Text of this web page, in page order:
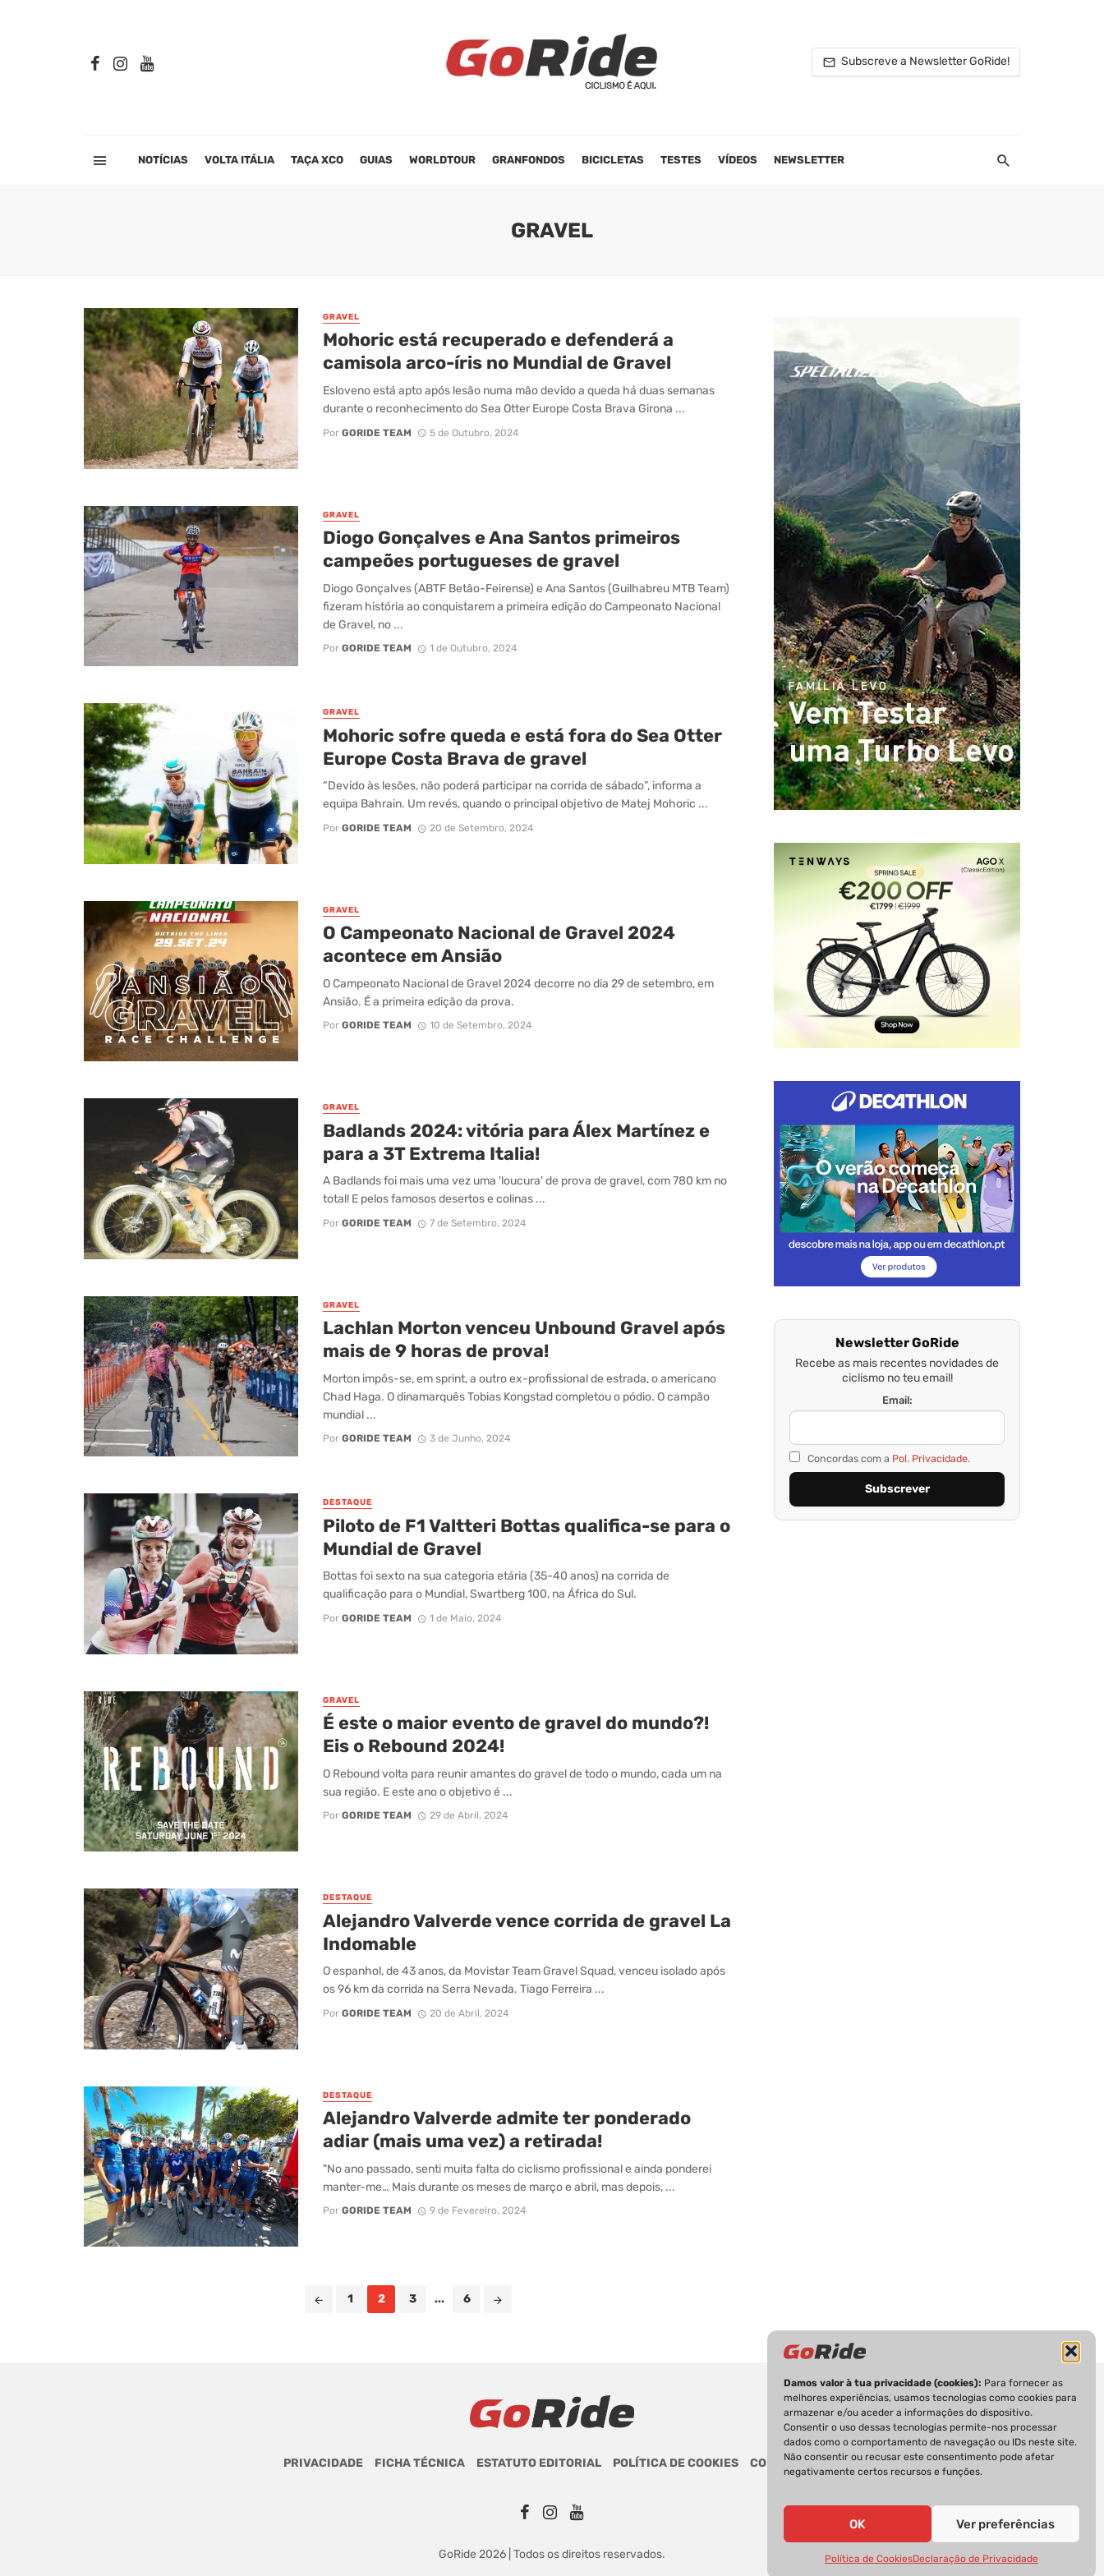
Damos valor à tua privacidade (cookies): Para fornecer as
melhores experiências, usamos tecnologias como cookies para
armazenar e/ou aceder a informações do dispositivo.
Consentir o uso dessas tecnologias permite-nos processar
dados como o comportamento de navegação ou IDs neste site.
Não consentir ou recusar este consentimento pode afetar
negativamente certos recursos e funções.
OK Ver preferências
Política de CookiesDeclaração de Privacidade
Subscreve a Newsletter GoRide!
NOTÍCIAS VOLTA ITÁLIA TAÇA XCO GUIAS WORLDTOUR GRANFONDOS BICICLETAS TESTES VÍDEOS NEWSLETTER
GRAVEL
GRAVEL
Mohoric está recuperado e defenderá a
camisola arco-íris no Mundial de Gravel
Esloveno está apto após lesão numa mão devido a queda há duas semanas
durante o reconhecimento do Sea Otter Europe Costa Brava Girona ...
Por GORIDE TEAM 5 de Outubro, 2024
GRAVEL
Diogo Gonçalves e Ana Santos primeiros
campeões portugueses de gravel
Diogo Gonçalves (ABTF Betão-Feirense) e Ana Santos (Guilhabreu MTB Team)
fizeram história ao conquistarem a primeira edição do Campeonato Nacional
de Gravel, no ...
Por GORIDE TEAM 1 de Outubro, 2024
GRAVEL
Mohoric sofre queda e está fora do Sea Otter
Europe Costa Brava de gravel
“Devido às lesões, não poderá participar na corrida de sábado”, informa a
equipa Bahrain. Um revés, quando o principal objetivo de Matej Mohoric ...
Por GORIDE TEAM 20 de Setembro, 2024
GRAVEL
O Campeonato Nacional de Gravel 2024
acontece em Ansião
O Campeonato Nacional de Gravel 2024 decorre no dia 29 de setembro, em
Ansião. É a primeira edição da prova.
Por GORIDE TEAM 10 de Setembro, 2024
GRAVEL
Badlands 2024: vitória para Álex Martínez e
para a 3T Extrema Italia!
A Badlands foi mais uma vez uma 'loucura' de prova de gravel, com 780 km no
total! E pelos famosos desertos e colinas ...
Por GORIDE TEAM 7 de Setembro, 2024
GRAVEL
Lachlan Morton venceu Unbound Gravel após
mais de 9 horas de prova!
Morton impôs-se, em sprint, a outro ex-profissional de estrada, o americano
Chad Haga. O dinamarquês Tobias Kongstad completou o pódio. O campão
mundial ...
Por GORIDE TEAM 3 de Junho, 2024
DESTAQUE
Piloto de F1 Valtteri Bottas qualifica-se para o
Mundial de Gravel
Bottas foi sexto na sua categoria etária (35-40 anos) na corrida de
qualificação para o Mundial, Swartberg 100, na África do Sul.
Por GORIDE TEAM 1 de Maio, 2024
GRAVEL
É este o maior evento de gravel do mundo?!
Eis o Rebound 2024!
O Rebound volta para reunir amantes do gravel de todo o mundo, cada um na
sua região. E este ano o objetivo é ...
Por GORIDE TEAM 29 de Abril, 2024
DESTAQUE
Alejandro Valverde vence corrida de gravel La
Indomable
O espanhol, de 43 anos, da Movistar Team Gravel Squad, venceu isolado após
os 96 km da corrida na Serra Nevada. Tiago Ferreira ...
Por GORIDE TEAM 20 de Abril, 2024
DESTAQUE
Alejandro Valverde admite ter ponderado
adiar (mais uma vez) a retirada!
"No ano passado, senti muita falta do ciclismo profissional e ainda ponderei
manter-me… Mais durante os meses de março e abril, mas depois, ...
Por GORIDE TEAM 9 de Fevereiro, 2024
1 2 3 ... 6
Newsletter GoRide
Recebe as mais recentes novidades de
ciclismo no teu email!
Email:
Concordas com a Pol. Privacidade.
PRIVACIDADE FICHA TÉCNICA ESTATUTO EDITORIAL POLÍTICA DE COOKIES CONTACTOS
GoRide 2026 | Todos os direitos reservados.